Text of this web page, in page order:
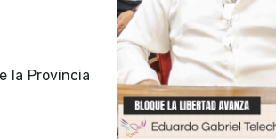
la Provincia